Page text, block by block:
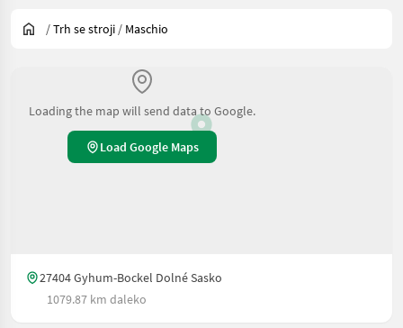
/Trh se stroji / Maschio
Loading the map will send data to Google.
Load Google Maps
27404 Gyhum-Bockel Dolné Sasko
1079.87 km daleko